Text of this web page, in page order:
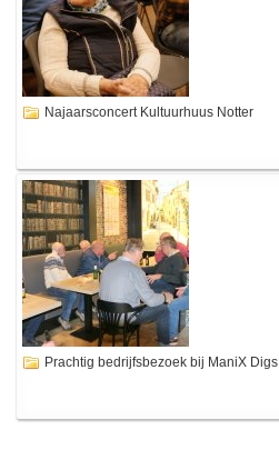
Najaarsconcert Kultuurhuus Notter
Prachtig bedrijfsbezoek bij ManiX Digs.